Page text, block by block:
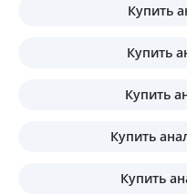
Купить
Купить
Купить
Купить
Купить